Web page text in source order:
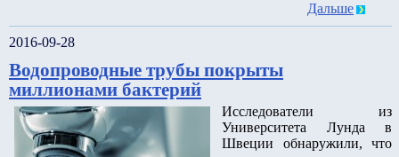
Дальше
2016-09-28
Водопроводные трубы покрыты
миллионами бактерий
Исследователи из
Университета Лунда в
Швеции обнаружили, что